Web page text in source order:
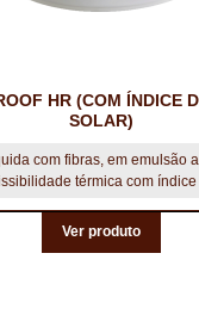
HR (COM ÍNDICE
SOLAR)
com fibras, em emulsão
térmica com
Ver produto